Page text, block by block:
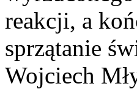
reakcji, a
sprzątanie
Wojciech